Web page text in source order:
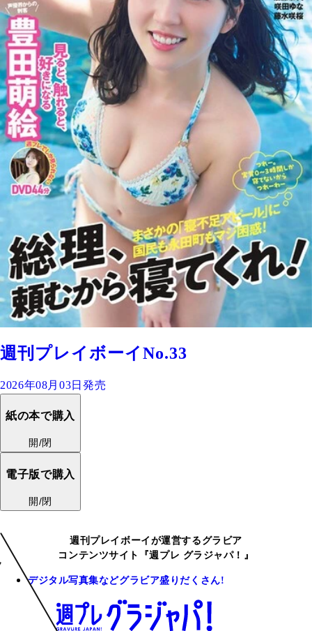
週刊プレイボーイNo.33
2026年08月03日発売
紙の本で購入
開/閉
電子版で購入
開/閉
週刊プレイボーイが運営するグラビア
コンテンツサイト『週プレ グラジャパ！』
デジタル写真集などグラビア盛りだくさん!